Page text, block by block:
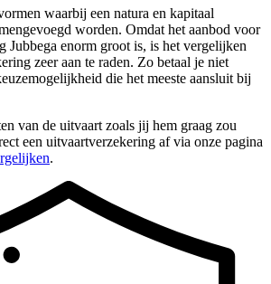
waarbij een natura en kapitaal
worden. Omdat het aanbod voor
Jubbega enorm groot is, is het vergelijken
zeer aan te raden. Zo betaal je niet
die het meeste aansluit bij
van de uitvaart zoals jij hem graag zou
een uitvaartverzekering af via onze pagina
.